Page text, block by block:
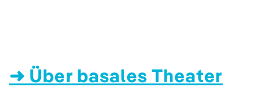
➜ Über basales Theater